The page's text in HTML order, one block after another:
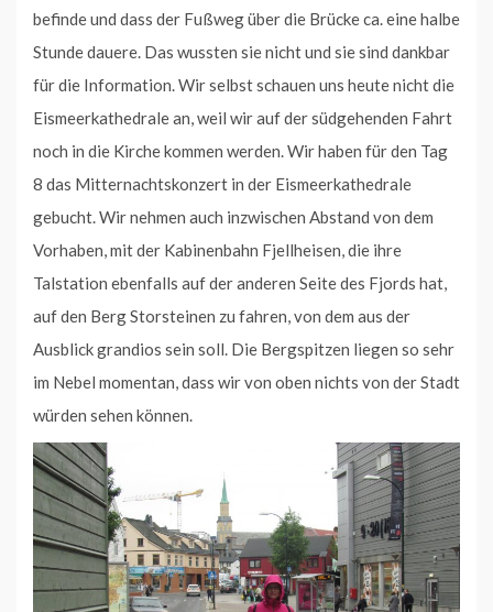
befinde und dass der Fußweg über die Brücke ca. eine halbe
Stunde dauere. Das wussten sie nicht und sie sind dankbar
für die Information. Wir selbst schauen uns heute nicht die
Eismeerkathedrale an, weil wir auf der südgehenden Fahrt
noch in die Kirche kommen werden. Wir haben für den Tag
8 das Mitternachtskonzert in der Eismeerkathedrale
gebucht. Wir nehmen auch inzwischen Abstand von dem
Vorhaben, mit der Kabinenbahn Fjellheisen, die ihre
Talstation ebenfalls auf der anderen Seite des Fjords hat,
auf den Berg Storsteinen zu fahren, von dem aus der
Ausblick grandios sein soll. Die Bergspitzen liegen so sehr
im Nebel momentan, dass wir von oben nichts von der Stadt
würden sehen können.